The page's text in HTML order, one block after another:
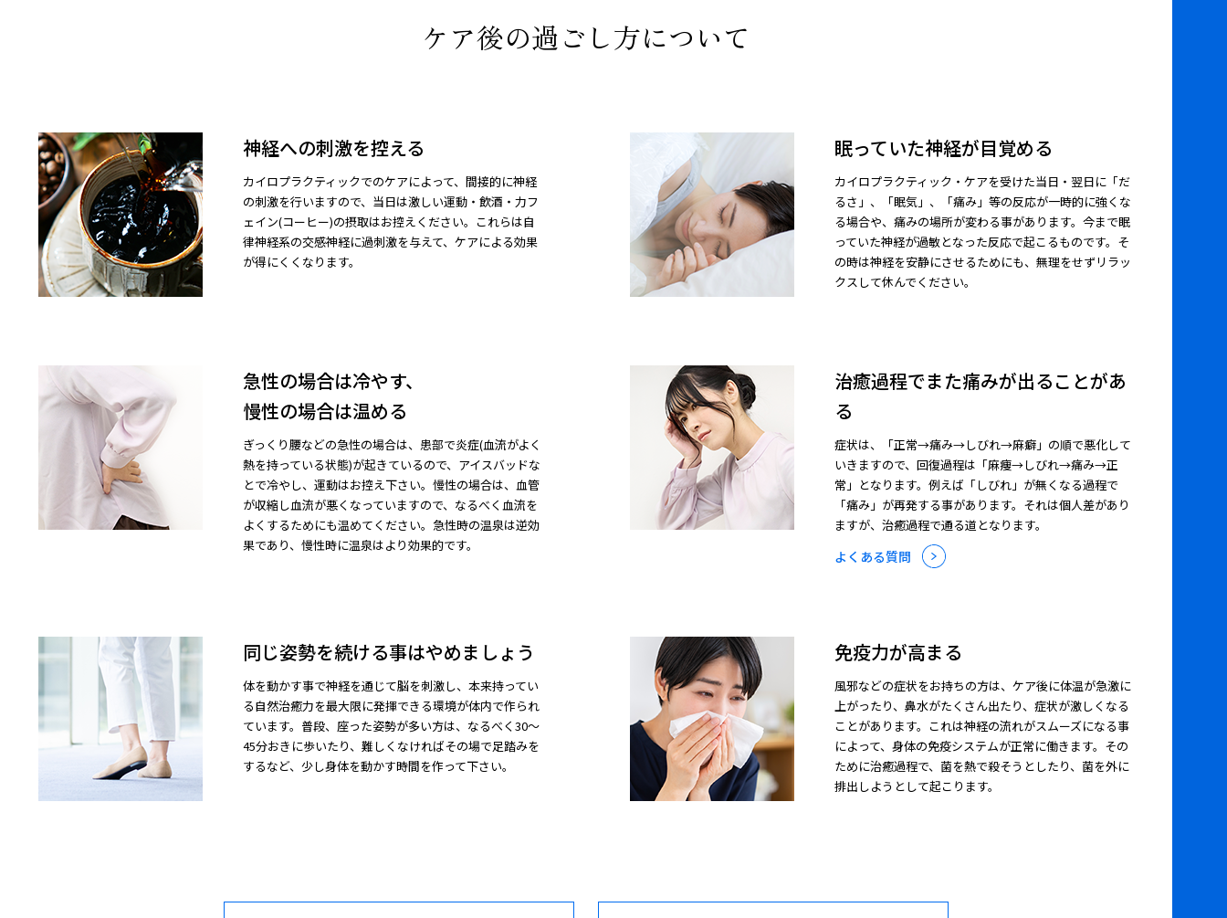
ケア後の過ごし方について
神経への刺激を控える
カイロプラクティックでのケアによって、間接的に神経
の刺激を行いますので、当日は激しい運動・飲酒・力フ
ェイン(コーヒー)の摂取はお控えください。これらは自
律神経系の交感神経に過刺激を与えて、ケアによる効果
が得にくくなります。
眠っていた神経が目覚める
カイロプラクティック・ケアを受けた当日・翌日に「だ
るさ」、「眠気」、「痛み」等の反応が一時的に強くな
る場合や、痛みの場所が変わる事があります。今まで眠
っていた神経が過敏となった反応で起こるものです。そ
の時は神経を安静にさせるためにも、無理をせずリラッ
クスして休んでください。
急性の場合は冷やす、
慢性の場合は温める
ぎっくり腰などの急性の場合は、患部で炎症(血流がよく
熱を持っている状態)が起きているので、アイスバッドな
とで冷やし、運動はお控え下さい。慢性の場合は、血管
が収縮し血流が悪くなっていますので、なるべく血流を
よくするためにも温めてください。急性時の温泉は逆効
果であり、慢性時に温泉はより効果的です。
治癒過程でまた痛みが出ることがあ
る
症状は、「正常→痛み→しびれ→麻癖」の順で悪化して
いきますので、回復過程は「麻痩→しびれ→痛み→正
常」となります。例えば「しびれ」が無くなる過程で
「痛み」が再発する事があります。それは個人差があり
ますが、治癒過程で通る道となります。
よくある質問
同じ姿勢を続ける事はやめましょう
体を動かす事で神経を通じて脳を刺激し、本来持ってい
る自然治癒力を最大限に発揮できる環境が体内で作られ
ています。普段、座った姿勢が多い方は、なるべく30～
45分おきに歩いたり、難しくなければその場で足踏みを
するなど、少し身体を動かす時間を作って下さい。
免疫力が高まる
風邪などの症状をお持ちの方は、ケア後に体温が急激に
上がったり、鼻水がたくさん出たり、症状が激しくなる
ことがあります。これは神経の流れがスムーズになる事
によって、身体の免疫システムが正常に働きます。その
ために治癒過程で、菌を熱で殺そうとしたり、菌を外に
排出しようとして起こります。